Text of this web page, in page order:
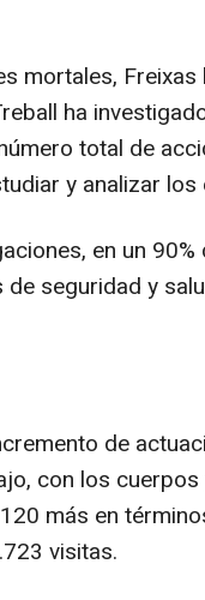
mortales, Freixas
ha
total de
y analizar los
en un
seguridad y
de
con los
más en
visitas.